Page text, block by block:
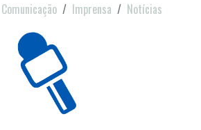
Comunicação Imprensa Notícias